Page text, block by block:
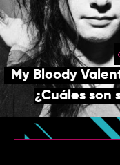
TOP
QUIÉNES SOMOS
CONTACTO
My Bloody
¿Cuáles son